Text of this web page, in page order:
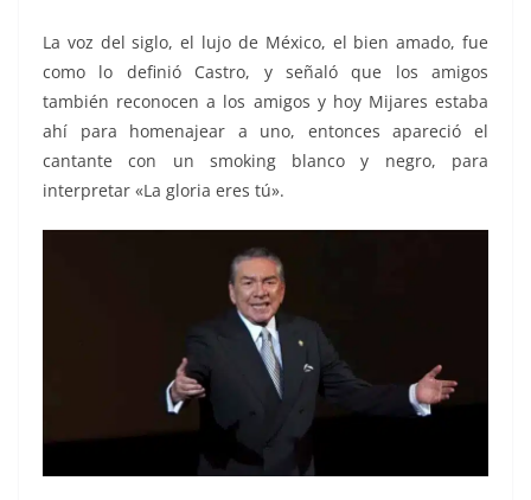
La voz del siglo, el lujo de México, el bien amado, fue
como lo definió Castro, y señaló que los amigos
también reconocen a los amigos y hoy Mijares estaba
ahí para homenajear a uno, entonces apareció el
cantante con un smoking blanco y negro, para
interpretar «La gloria eres tú».